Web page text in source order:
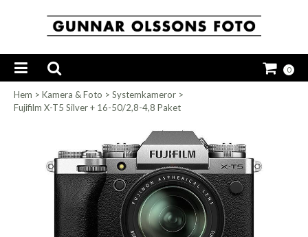
0
Hem > Kamera & Foto > Systemkameror >
Fujifilm X-T5 Silver + 16-50/2,8-4,8 Paket